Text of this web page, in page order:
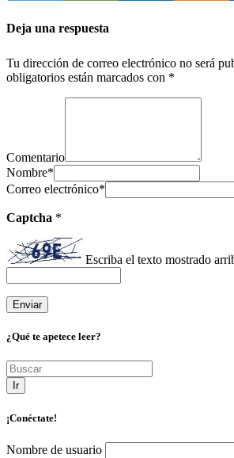
Deja una respuesta
Tu dirección de correo electrónico no será
obligatorios están marcados con *
Comentario
Nombre*
Correo electrónico*
Captcha *
Escriba el texto mostrado
¿Qué te apetece leer?
Ir
¡Conéctate!
Nombre de usuario